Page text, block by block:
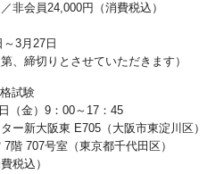
会員24,000円（消費税込）
3月27日
とさせていただきます）
試験
金）9：00～17：45
新大阪東 E705（大阪市東淀川区）
707号室（東京都千代田区）
込）